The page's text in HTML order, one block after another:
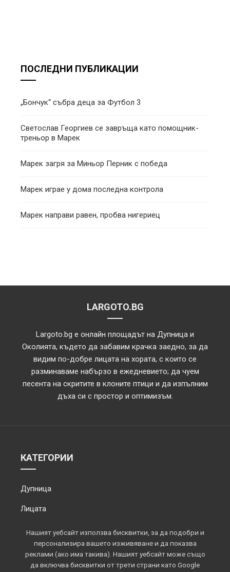
Нашият уебсайт използва бисквитки, за да подобри и
персонализира вашето изживяване и да показва
реклами (ако има такива). Нашият уебсайт може също
да включва бисквитки от трети страни като Google
ПОСЛЕДНИ ПУБЛИКАЦИИ
„Бончук“ събра деца за Футбол 3
Светослав Георгиев се завръща като помощник-
треньор в Марек
Марек загря за Миньор Перник с победа
Марек играе у дома последна контрола
Марек направи равен, пробва нигериец
LARGOTO.BG
Largoto.bg е онлайн площадът на Дупница и
Околията, където да забавим крачка заедно, за да
видим по-добре лицата на хората, с които се
разминаваме набързо в ежедневието; да чуем
песента на скритите в клоните птици и да изпълним
дъха си с простор и оптимизъм.
КАТЕГОРИИ
Дупница
Лицата
Обектив
Околията
Площадът